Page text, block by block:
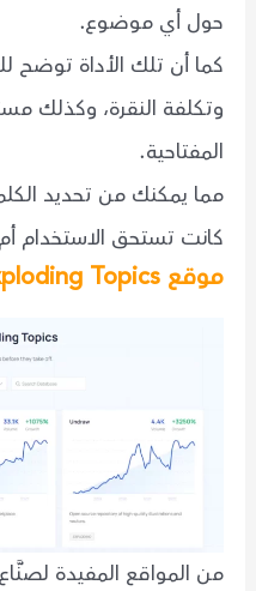
حول أي موضوع.
كما أن تلك الأداة توضح
وتكلفة النقرة، وكذلك
المفتاحية.
مما يمكنك من تحديد
كانت تستحق الاستخدام
موقع Exploding Topics
من المواقع المفيدة